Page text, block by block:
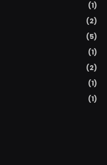
(1)
(2)
(5)
(1)
(2)
(1)
(1)